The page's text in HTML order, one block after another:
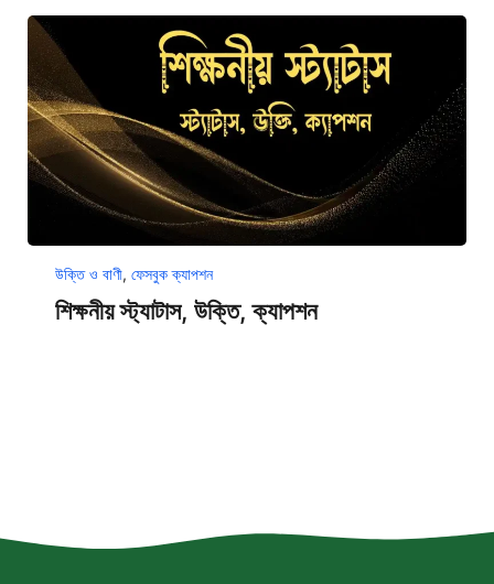
উক্তি ও বাণী, ফেসবুক ক্যাপশন
শিক্ষনীয় স্ট্যাটাস, উক্তি, ক্যাপশন